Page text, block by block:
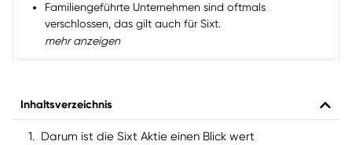
Familiengeführte Unternehmen sind oftmals
verschlossen, das gilt auch für Sixt.
Auf der Hauptversammlung müssen die Vorstände
um exklusive Einblicke zu gewinnen.
mehr anzeigen
Inhaltsverzeichnis
Darum ist die Sixt Aktie einen Blick wert